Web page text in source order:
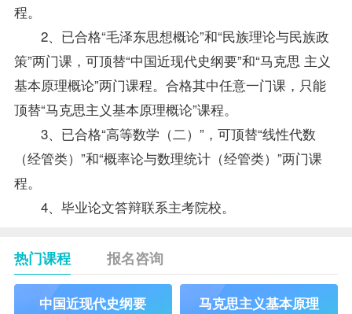
程。
2、已合格“毛泽东思想概论”和“民族理论与民族政
策”两门课，可顶替“中国近现代史纲要”和“马克思 主义
基本原理概论”两门课程。合格其中任意一门课，只能
顶替“马克思主义基本原理概论”课程。
3、已合格“高等数学（二）”，可顶替“线性代数
（经管类）”和“概率论与数理统计（经管类）”两门课
程。
4、毕业论文答辩联系主考院校。
热门课程 报名咨询
中国近现代史纲要 马克思主义基本原理